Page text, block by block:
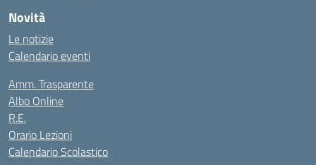
Novità
Le notizie
Calendario eventi
Amm. Trasparente
Albo Online
R.E.
Orario Lezioni
Calendario Scolastico